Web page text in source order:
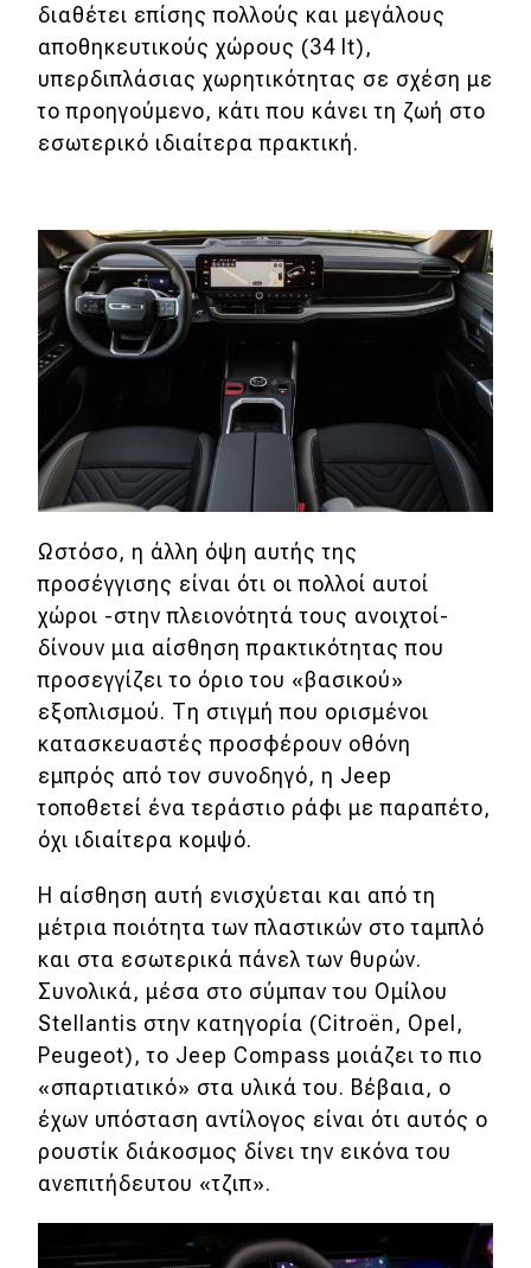
διαθέτει επίσης πολλούς και μεγάλους
αποθηκευτικούς χώρους (34 lt),
υπερδιπλάσιας χωρητικότητας σε σχέση με
το πρoηγούμενο, κάτι που κάνει τη ζωή στο
εσωτερικό ιδιαίτερα πρακτική.
Ωστόσο, η άλλη όψη αυτής της
προσέγγισης είναι ότι οι πολλοί αυτοί
χώροι -στην πλειονότητά τους ανοιχτοί-
δίνουν μια αίσθηση πρακτικότητας που
προσεγγίζει τo όριo του «βασικού»
εξοπλισμού. Τη στιγμή που ορισμένοι
κατασκευαστές προσφέρουν οθόνη
εμπρός από τον συνοδηγό, η Jeep
τοποθετεί ένα τεράστιο ράφι με παραπέτο,
όχι ιδιαίτερα κομψό.
Η αίσθηση αυτή ενισχύεται και από τη
μέτρια ποιότητα των πλαστικών στο ταμπλό
και στα εσωτερικά πάνελ των θυρών.
Συνολικά, μέσα στο σύμπαν του Ομίλου
Stellantis στην κατηγορία (Citroën, Opel,
Peugeot), το Jeep Compass μοιάζει το πιο
«σπαρτιατικό» στα υλικά του. Βέβαια, ο
έχων υπόσταση αντίλογος είναι ότι αυτός ο
ρουστίκ διάκοσμος δίνει την εικόνα του
ανεπιτήδευτου «τζιπ».